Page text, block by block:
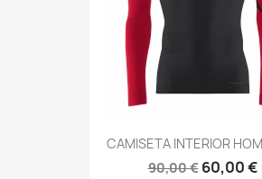
CAMISETA INTERIOR
90,00 € 60,00 €